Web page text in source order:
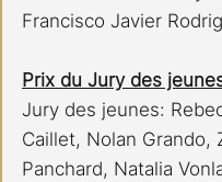
Francisco Javier
Prix du Jury des
Jury des jeunes:
Caillet, Nolan Grando,
Panchard, Natalia